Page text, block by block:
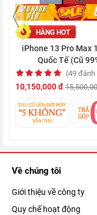
năng kết nối 5G
mang đến trải
Thiết kế sang
iPhone 13 Pro Max
HÀNG HOT
iPhone 13 Pro Max
Quốc Tế (Cũ
(49 đánh
10,150,000 đ
Về chúng tôi
Giới thiệu về công ty
Quy chế hoạt động